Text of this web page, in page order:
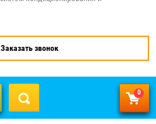
Заказать звонок
0